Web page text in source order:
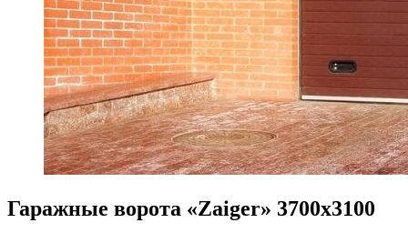
Гаражные ворота «Zaiger» 3700x3100